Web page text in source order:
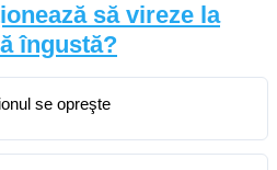
să vireze la
îngustă?
se opreşte